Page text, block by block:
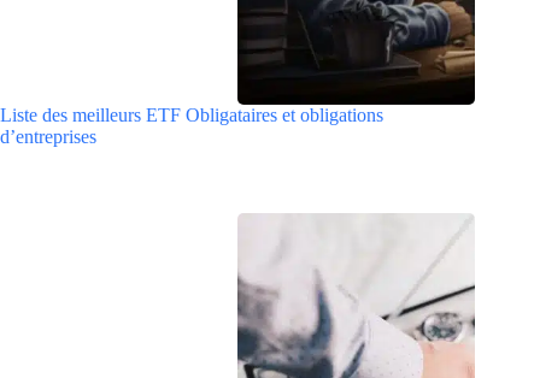
Liste des meilleurs ETF Obligataires et obligations
d’entreprises